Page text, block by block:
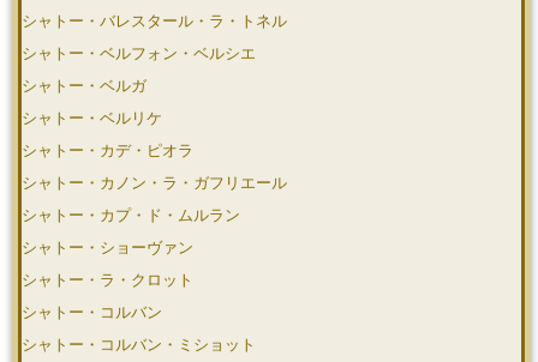
シャトー・バレスタール・ラ・トネル
シャトー・ベルフォン・ベルシエ
シャトー・ベルガ
シャトー・ベルリケ
シャトー・カデ・ピオラ
シャトー・カノン・ラ・ガフリエール
シャトー・カプ・ド・ムルラン
シャトー・ショーヴァン
シャトー・ラ・クロット
シャトー・コルバン
シャトー・コルバン・ミショット